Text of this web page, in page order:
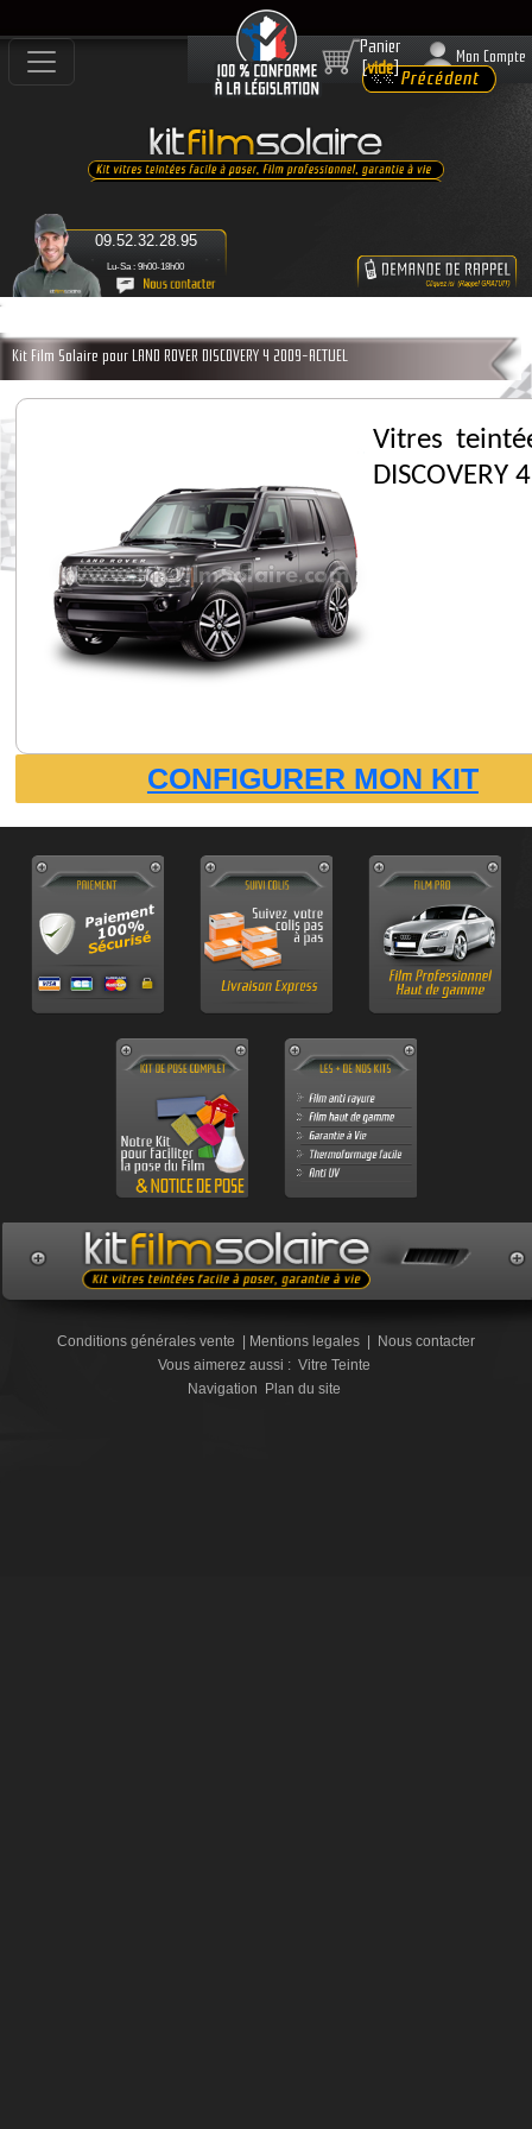
Lu-Sa : 9h00-18h00
09.52.32.28.95
Panier
[vide]
Mon Compte
Kit Film Solaire pour LAND ROVER DISCOVERY 4 2009-ACTUEL
Vitres
DISCOVERY
CONFIGURER MON KIT
Conditions générales vente | Mentions legales | Nous contacter
Vous aimerez aussi : Vitre Teinte
Navigation Plan du site